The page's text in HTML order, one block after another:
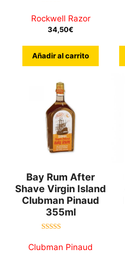
de 5
Rockwell Razor
34,50€
Añadir al carrito
Bay Rum After
Shave Virgin Island
Clubman Pinaud
355ml
de 5
Clubman Pinaud